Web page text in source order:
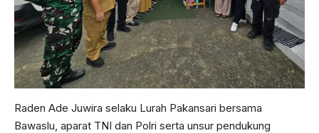
Raden Ade Juwira selaku Lurah Pakansari bersama
Bawaslu, aparat TNI dan Polri serta unsur pendukung